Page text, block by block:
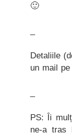
🙂
Detaliile
un mail
PS: Îi
ne-a tras